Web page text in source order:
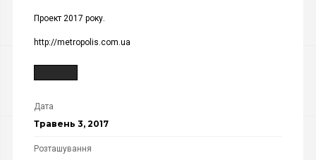
Проект 2017 року.
http://metropolis.com.ua
Дата
Травень 3, 2017
Розташування